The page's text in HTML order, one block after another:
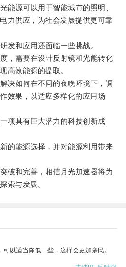
源可以用于智能城市的照明、
力供应，为社会发展提供更可靠
和应用还面临一些挑战。
需要在设计反射镜和光能转化
高效能源的提取。
如何在不同的夜晚环境下，调
效果，以适应多样化的应用场
具有巨大潜力的科技创新成
能源选择，并对能源利用带来
和完善，相信月光加速器将为
索与发展。
以适当降低一些，这样会更加亲民。